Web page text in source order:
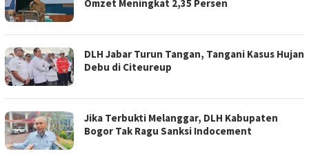
Omzet Meningkat 2,35 Persen
DLH Jabar Turun Tangan, Tangani Kasus Hujan
Debu di Citeureup
Jika Terbukti Melanggar, DLH Kabupaten
Bogor Tak Ragu Sanksi Indocement